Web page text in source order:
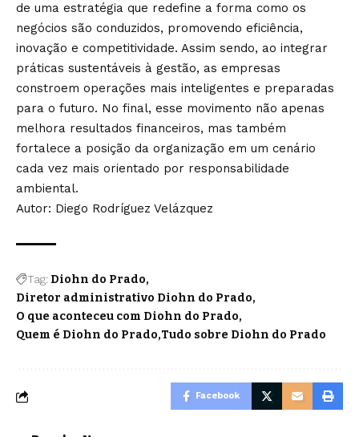
de uma estratégia que redefine a forma como os
negócios são conduzidos, promovendo eficiência,
inovação e competitividade. Assim sendo, ao integrar
práticas sustentáveis à gestão, as empresas
constroem operações mais inteligentes e preparadas
para o futuro. No final, esse movimento não apenas
melhora resultados financeiros, mas também
fortalece a posição da organização em um cenário
cada vez mais orientado por responsabilidade
ambiental.
Autor: Diego Rodríguez Velázquez
Tag: Diohn do Prado
Diretor administrativo Diohn do Prado
O que aconteceu com Diohn do Prado
Quem é Diohn do Prado Tudo sobre Diohn do Prado
Facebook